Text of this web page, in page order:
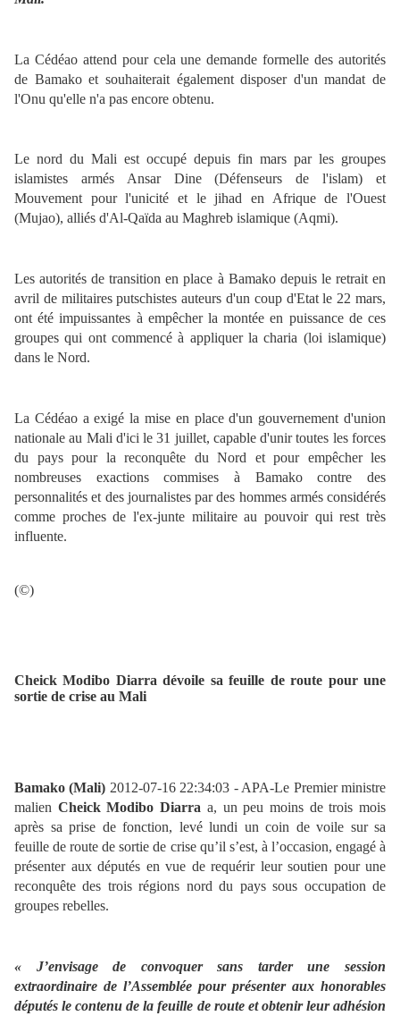
La Cédéao attend pour cela une demande formelle des autorités
de Bamako et souhaiterait également disposer d'un mandat de
l'Onu qu'elle n'a pas encore obtenu.
Le nord du Mali est occupé depuis fin mars par les groupes
islamistes armés Ansar Dine (Défenseurs de l'islam) et
Mouvement pour l'unicité et le jihad en Afrique de l'Ouest
(Mujao), alliés d'Al-Qaïda au Maghreb islamique (Aqmi).
Les autorités de transition en place à Bamako depuis le retrait en
avril de militaires putschistes auteurs d'un coup d'Etat le 22 mars,
ont été impuissantes à empêcher la montée en puissance de ces
groupes qui ont commencé à appliquer la charia (loi islamique)
dans le Nord.
La Cédéao a exigé la mise en place d'un gouvernement d'union
nationale au Mali d'ici le 31 juillet, capable d'unir toutes les forces
du pays pour la reconquête du Nord et pour empêcher les
nombreuses exactions commises à Bamako contre des
personnalités et des journalistes par des hommes armés considérés
comme proches de l'ex-junte militaire au pouvoir qui rest très
influente.
(©)
Cheick Modibo Diarra dévoile sa feuille de route pour une
sortie de crise au Mali
Bamako (Mali) 2012-07-16 22:34:03 - APA-Le Premier ministre
malien Cheick Modibo Diarra a, un peu moins de trois mois
après sa prise de fonction, levé lundi un coin de voile sur sa
feuille de route de sortie de crise qu’il s’est, à l’occasion, engagé à
présenter aux députés en vue de requérir leur soutien pour une
reconquête des trois régions nord du pays sous occupation de
groupes rebelles.
« J’envisage de convoquer sans tarder une session
extraordinaire de l’Assemblée pour présenter aux honorables
députés le contenu de la feuille de route et obtenir leur adhésion